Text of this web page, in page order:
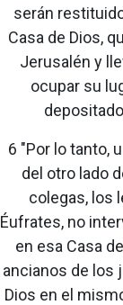
serán
Casa de Dios,
Jerusalén y
ocupar su
6 "Por lo tanto,
del otro lado
colegas, los
Éufrates, no
en esa Casa
ancianos de los
Dios en el